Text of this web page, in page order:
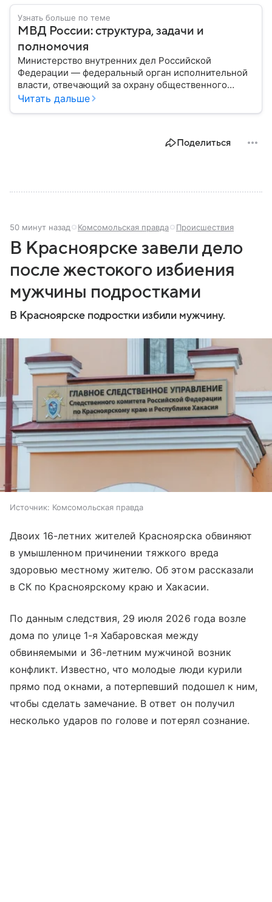
Узнать больше по теме
МВД России: структура, задачи и
полномочия
Министерство внутренних дел Российской
Федерации — федеральный орган исполнительной
власти, отвечающий за охрану общественного
порядка, борьбу с преступностью, обеспечение
России, какие задачи выполняет министерство, как
Читать дальше
Поделиться
50 минут назад Комсомольская правда Происшествия
В Красноярске завели дело
после жестокого избиения
мужчины подростками
В Красноярске подростки избили мужчину.
Источник: Комсомольская правда
Двоих 16-летних жителей Красноярска обвиняют
в умышленном причинении тяжкого вреда
здоровью местному жителю. Об этом рассказали
в СК по Красноярскому краю и Хакасии.
По данным следствия, 29 июля 2026 года возле
дома по улице 1-я Хабаровская между
обвиняемыми и 36-летним мужчиной возник
конфликт. Известно, что молодые люди курили
прямо под окнами, а потерпевший подошел к ним,
чтобы сделать замечание. В ответ он получил
несколько ударов по голове и потерял сознание.